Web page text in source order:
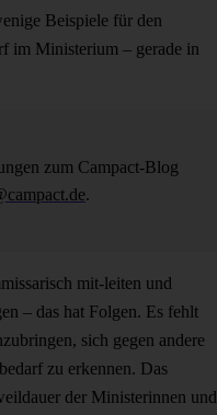
Beispiele für den
im Ministerium – gerade in
zum Campact-Blog
.
mit-leiten und
– das hat Folgen. Es fehlt
sich gegen andere
zu erkennen. Das
der Ministerinnen und